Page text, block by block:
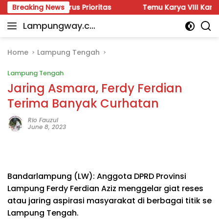
Skip
to
content
Breaking News
Harus Prioritas Temu Karya VIII Karang
Lampungway.co
Portal
Daerah
Terpercaya
dan
Terupdate
Home Lampung Tengah
Lampung Tengah
Jaring Asmara, Ferdy Ferdian
Terima Banyak Curhatan
Rio Fauzul
June 8, 2023
Bandarlampung (LW): Anggota DPRD Provinsi
Lampung Ferdy Ferdian Aziz menggelar giat reses
atau jaring aspirasi masyarakat di berbagai titik se
Lampung Tengah.